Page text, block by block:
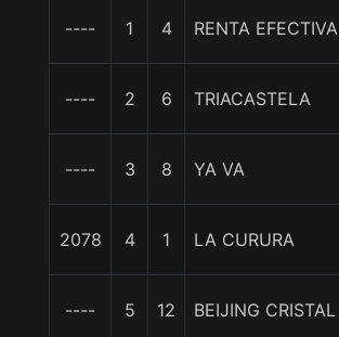
---- 1 4 RENTA EFECTIVA
---- 2 6 TRIACASTELA
---- 3 8 YA VA
2078 4 1 LA CURURA
---- 5 12 BEIJING CRISTAL